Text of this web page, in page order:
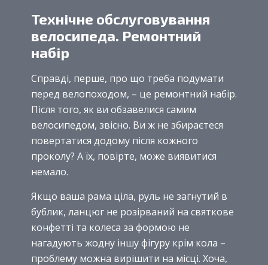
Технічне обслуговування
велосипеда. Ремонтний
набір
Справді, перше, про що треба подумати
перед велопоходом, – це ремонтний набір.
Після того, як ви обзавелися самим
велосипедом, звісно. Ви ж не збираєтеся
повертатися додому після кожного
проколу? А їх, повірте, може виявитися
немало.
Якщо ваша рама ціла, руль не загнутий в
бублик, ланцюг не розірваний на святкове
конфетті та колеса за формою не
нагадують жодну іншу фігуру крім кола –
проблему можна вирішити на місці. Хоча,